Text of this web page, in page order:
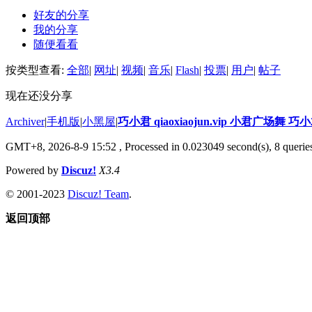
好友的分享
我的分享
随便看看
按类型查看: 全部| 网址| 视频| 音乐| Flash| 投票| 用户| 帖子
现在还没分享
Archiver|手机版|小黑屋|巧小君 qiaoxiaojun.vip 小君广场舞 巧
GMT+8, 2026-8-9 15:52 , Processed in 0.023049 second(s), 8
Powered by Discuz! X3.4
© 2001-2023 Discuz! Team.
返回顶部